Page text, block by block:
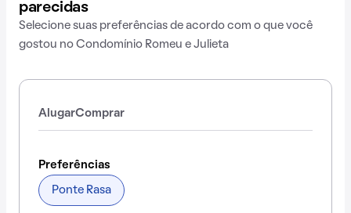
parecidas
Selecione suas preferências de acordo com o que você
gostou no Condomínio Romeu e Julieta
AlugarComprar
Preferências
Ponte Rasa